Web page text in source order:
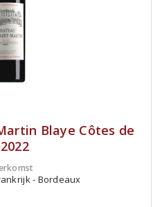
Blaye Côtes de
- Bordeaux